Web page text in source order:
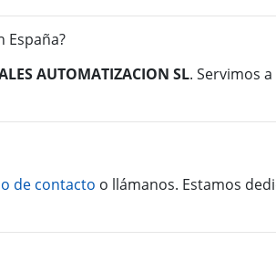
España?
AUTOMATIZACION SL. Servimos
de contacto o llámanos. Estamos